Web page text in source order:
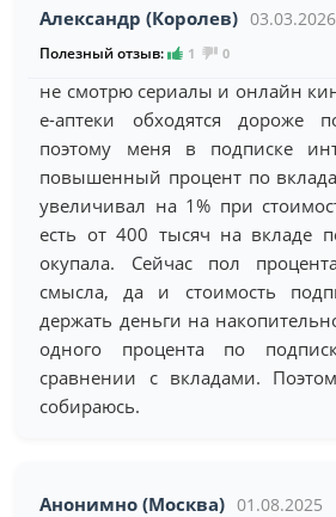
Александр (Королев) 03.03.2026
Полезный отзыв: 1 0
не смотрю сериалы и онлайн
е-аптеки обходятся дороже
поэтому меня в подписке
повышенный процент по
увеличивал на 1% при
есть от 400 тысяч на вкладе
окупала. Сейчас пол
смысла, да и стоимость
держать деньги на
одного процента по
сравнении с вкладами.
собираюсь.
Анонимно (Москва) 01.08.2025